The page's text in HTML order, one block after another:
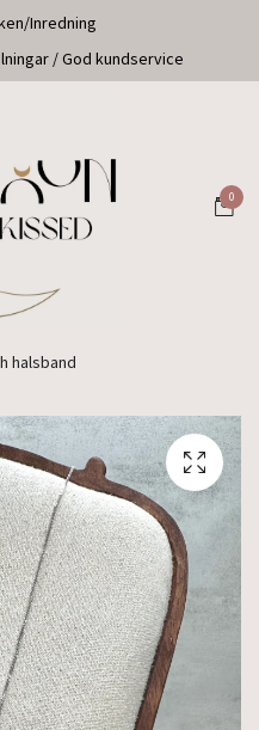
Inredning
/ God kundservice
0
halsband